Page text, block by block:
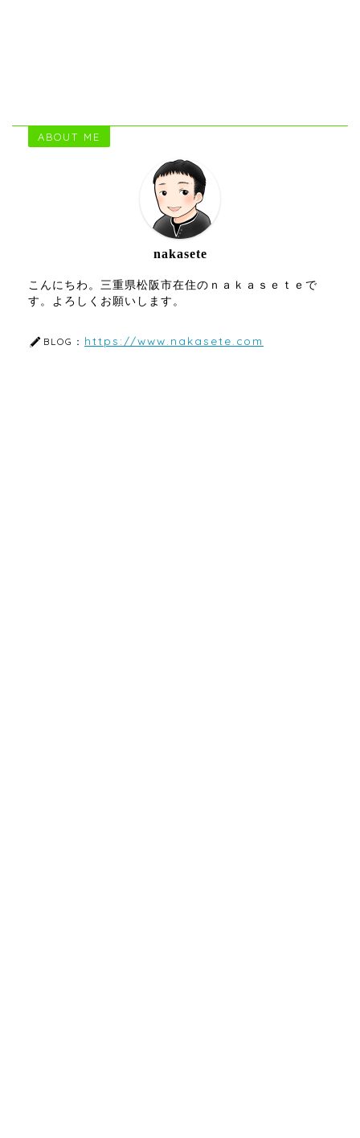
ABOUT ME
nakasete
こんにちわ。三重県松阪市在住のｎａｋａｓｅｔｅで
す。よろしくお願いします。
BLOG： https://www.nakasete.com